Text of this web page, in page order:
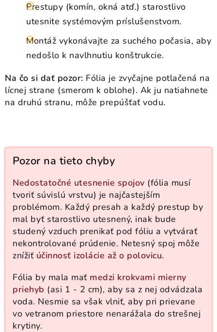
Prestupy (komín, okná atď.) starostlivo
utesnite systémovým príslušenstvom.
Montáž vykonávajte za suchého počasia, aby
nedošlo k navlhnutiu konštrukcie.
Na čo si dať pozor: Fólia je zvyčajne potlačená na
lícnej strane (smerom k oblohe). Ak ju natiahnete
na druhú stranu, môže prepúšťať vodu.
Pozor na tieto chyby
Nedostatočné utesnenie spojov (fólia musí
tvoriť súvislú vrstvu) je najčastejším
problémom. Každý presah a každý prestup by
mal byť starostlivo utesnený, inak bude
studený vzduch prenikať pod fóliu a vytvárať
nekontrolované prúdenie. Netesný spoj môže
znížiťúčinnosť izolácie až o polovicu.
Fólia by mala mať medzi krokvami mierny
priehyb (asi 1 - 2 cm), aby sa z nej odvádzala
voda. Nesmie sa však vlniť, aby pri prievane
vo vetranom priestore nenarážala do strešnej
krytiny.